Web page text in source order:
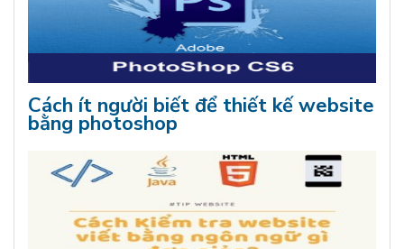
Cách ít người biết để thiết kế website
bằng photoshop